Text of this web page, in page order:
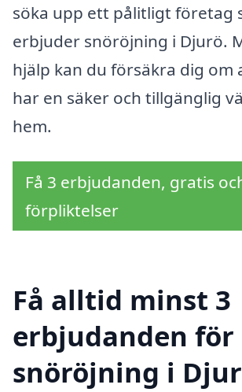
söka upp ett pålitligt företag
erbjuder snöröjning i Djurö.
hjälp kan du försäkra dig om
har en säker och tillgänglig
hem.
Få 3 erbjudanden, gratis
förpliktelser
Få alltid minst 3
erbjudanden för
snöröjning i